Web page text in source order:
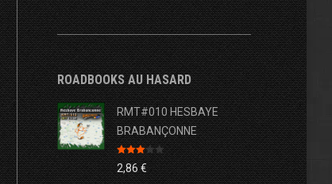
ROADBOOKS AU HASARD
RMT#010 HESBAYE
BRABANÇONNE
Note
3.00
2,86€